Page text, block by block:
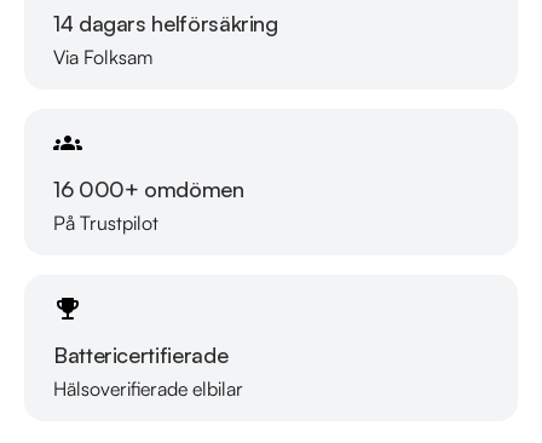
14 dagars helförsäkring
Via Folksam
16 000+ omdömen
På Trustpilot
Battericertifierade
Hälsoverifierade elbilar
Läs mer om oss